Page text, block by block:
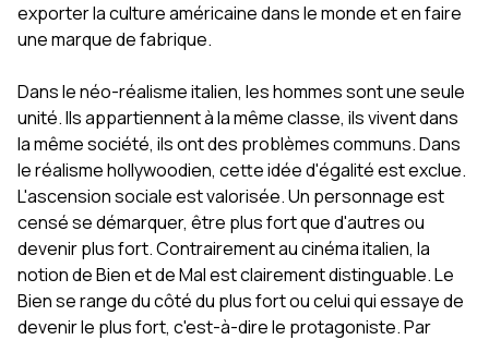
exporter la culture américaine dans le monde et en faire
une marque de fabrique.
Dans le néo-réalisme italien, les hommes sont une seule
unité. Ils appartiennent à la même classe, ils vivent dans
la même société, ils ont des problèmes communs. Dans
le réalisme hollywoodien, cette idée d'égalité est exclue.
L'ascension sociale est valorisée. Un personnage est
censé se démarquer, être plus fort que d'autres ou
devenir plus fort. Contrairement au cinéma italien, la
notion de Bien et de Mal est clairement distinguable. Le
Bien se range du côté du plus fort ou celui qui essaye de
devenir le plus fort, c'est-à-dire le protagoniste. Par